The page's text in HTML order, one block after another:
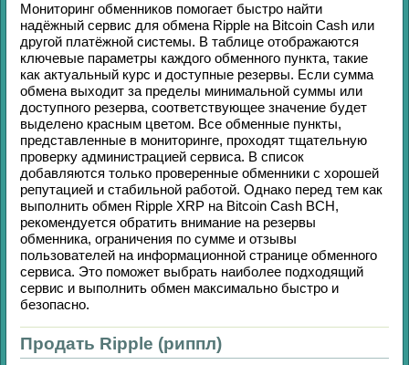
Мониторинг обменников помогает быстро найти
надёжный сервис для обмена Ripple на Bitcoin Cash или
другой платёжной системы. В таблице отображаются
ключевые параметры каждого обменного пункта, такие
как актуальный курс и доступные резервы. Если сумма
обмена выходит за пределы минимальной суммы или
доступного резерва, соответствующее значение будет
выделено красным цветом. Все обменные пункты,
представленные в мониторинге, проходят тщательную
проверку администрацией сервиса. В список
добавляются только проверенные обменники с хорошей
репутацией и стабильной работой. Однако перед тем как
выполнить обмен Ripple XRP на Bitcoin Cash BCH,
рекомендуется обратить внимание на резервы
обменника, ограничения по сумме и отзывы
пользователей на информационной странице обменного
сервиса. Это поможет выбрать наиболее подходящий
сервис и выполнить обмен максимально быстро и
безопасно.
Продать Ripple (риппл)